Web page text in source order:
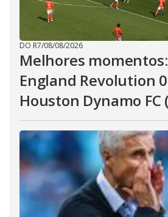
DO R7/08/08/2026
Melhores
England Revolution
Houston Dynamo FC